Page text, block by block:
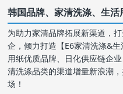
韩国品牌、家清洗涤、生活
为助力家清品牌拓展新渠道，
企，倾力打造【E6家清洗涤&
用纸优质品牌、日化供应链企
清洗涤品类的渠道增量新浪潮
场！